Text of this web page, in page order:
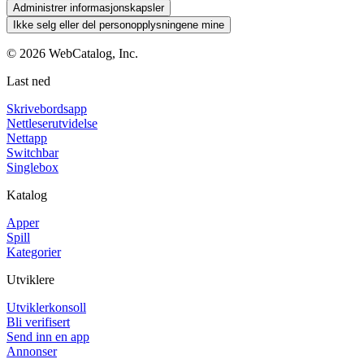
Administrer informasjonskapsler
Ikke selg eller del personopplysningene mine
© 2026 WebCatalog, Inc.
Last ned
Skrivebordsapp
Nettleserutvidelse
Nettapp
Switchbar
Singlebox
Katalog
Apper
Spill
Kategorier
Utviklere
Utviklerkonsoll
Bli verifisert
Send inn en app
Annonser